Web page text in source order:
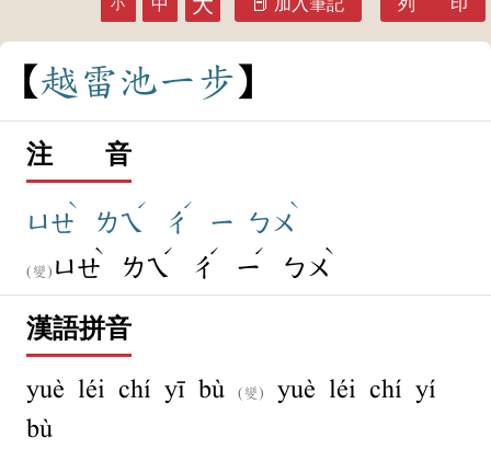
小 中 大 加入筆記 列 印
越雷池一步
注 音
ㄩㄝ
ˋ
ㄌㄟ
ˊ
ㄔ
ˊ
ㄧ ㄅㄨ
ˋ
(變) ㄩㄝ
ˋ
ㄌㄟ
ˊ
ㄔ
ˊ
ㄧ
ˊ
ㄅㄨ
ˋ
漢語拼音
yuè léi chí yī bù (變)
yuè léi chí yí
bù